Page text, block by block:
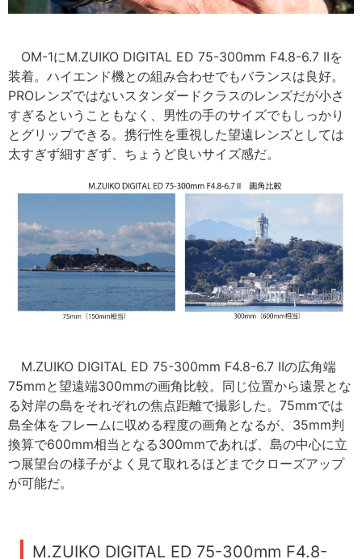
OM-1にM.ZUIKO DIGITAL ED 75-300mm F4.8-6.7 IIを
装着。ハイエンド機との組み合わせでもバランスは良好。
PROレンズではないスタンダードクラスのレンズだが小さ
すぎるということもなく、男性の手のサイズでもしっかり
とグリップできる。携行性を重視した望遠レンズとしては
太すぎず細すぎず、ちょうど良いサイズ感だ。
M.ZUIKO DIGITAL ED 75-300mm F4.8-6.7 IIの広角端
75mmと望遠端300mmの画角比較。同じ位置から遠景とな
る対岸の島をそれぞれの焦点距離で撮影した。75mmでは
島全体をフレームに収める程度の画角となるが、35mm判
換算で600mm相当となる300mmであれば、島の中心に立
つ展望台の様子がよく見て取れるほどまでクローズアップ
が可能だ。
M.ZUIKO DIGITAL ED 75-300mm F4.8-